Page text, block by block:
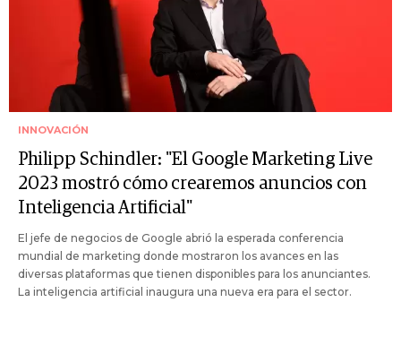
INNOVACIÓN
Philipp Schindler: "El Google Marketing Live
2023 mostró cómo crearemos anuncios con
Inteligencia Artificial"
El jefe de negocios de Google abrió la esperada conferencia
mundial de marketing donde mostraron los avances en las
diversas plataformas que tienen disponibles para los anunciantes.
La inteligencia artificial inaugura una nueva era para el sector.